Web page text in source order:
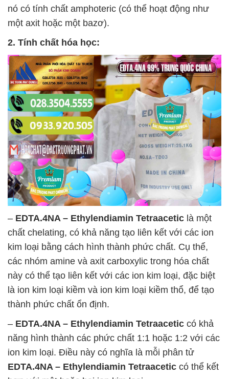
nó có tính chất amphoteric (có thể hoạt động như
một axit hoặc một bazơ).
2. Tính chất hóa học:
– EDTA.4NA – Ethylendiamin Tetraacetic là một
chất chelating, có khả năng tạo liên kết với các ion
kim loại bằng cách hình thành phức chất. Cụ thể,
các nhóm amine và axit carboxylic trong hóa chất
này có thể tạo liên kết với các ion kim loại, đặc biệt
là ion kim loại kiềm và ion kim loại kiềm thổ, để tạo
thành phức chất ổn định.
– EDTA.4NA – Ethylendiamin Tetraacetic có khả
năng hình thành các phức chất 1:1 hoặc 1:2 với các
ion kim loại. Điều này có nghĩa là mỗi phân tử
EDTA.4NA – Ethylendiamin Tetraacetic có thể kết